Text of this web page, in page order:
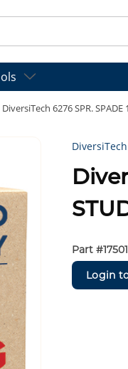
DiversiTech 6276 SPR. SPADE
Part #
Login